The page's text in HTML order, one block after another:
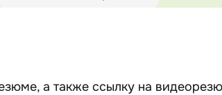
а также ссылку на